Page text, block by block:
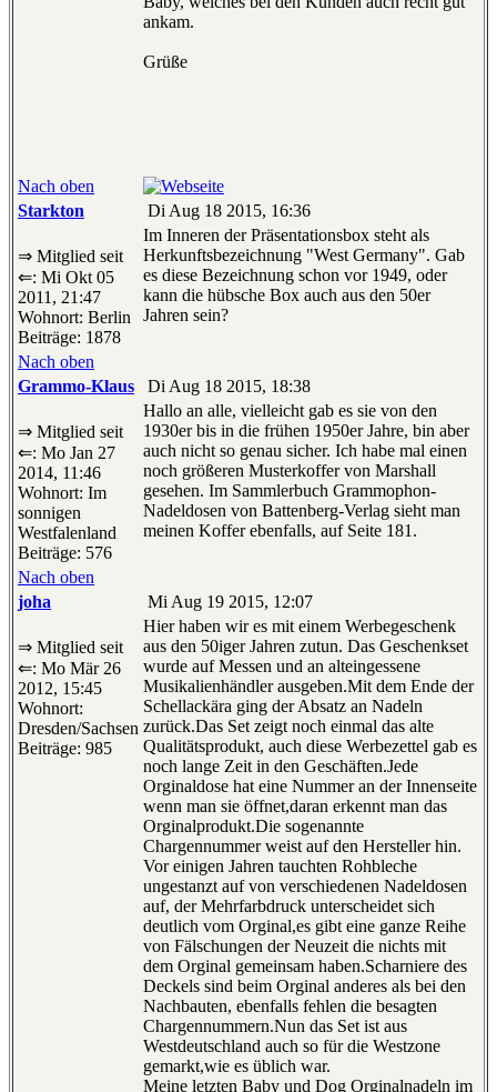
ankam.
Grüße
Nach oben
Starkton
Di Aug 18 2015, 16:36
⇒ Mitglied seit
⇐: Mi Okt 05
2011, 21:47
Wohnort: Berlin
Beiträge: 1878
Im Inneren der Präsentationsbox steht als
Herkunftsbezeichnung "West Germany". Gab
es diese Bezeichnung schon vor 1949, oder
kann die hübsche Box auch aus den 50er
Jahren sein?
Nach oben
Grammo-Klaus
Di Aug 18 2015, 18:38
⇒ Mitglied seit
⇐: Mo Jan 27
2014, 11:46
Wohnort: Im
sonnigen
Westfalenland
Beiträge: 576
Hallo an alle, vielleicht gab es sie von den
1930er bis in die frühen 1950er Jahre, bin aber
auch nicht so genau sicher. Ich habe mal einen
noch größeren Musterkoffer von Marshall
gesehen. Im Sammlerbuch Grammophon-
Nadeldosen von Battenberg-Verlag sieht man
meinen Koffer ebenfalls, auf Seite 181.
Nach oben
joha
Mi Aug 19 2015, 12:07
⇒ Mitglied seit
⇐: Mo Mär 26
2012, 15:45
Wohnort:
Dresden/Sachsen
Beiträge: 985
Hier haben wir es mit einem Werbegeschenk
aus den 50iger Jahren zutun. Das Geschenkset
wurde auf Messen und an alteingessene
Musikalienhändler ausgeben.Mit dem Ende der
Schellackära ging der Absatz an Nadeln
zurück.Das Set zeigt noch einmal das alte
Qualitätsprodukt, auch diese Werbezettel gab es
noch lange Zeit in den Geschäften.Jede
Orginaldose hat eine Nummer an der Innenseite
wenn man sie öffnet,daran erkennt man das
Orginalprodukt.Die sogenannte
Chargennummer weist auf den Hersteller hin.
Vor einigen Jahren tauchten Rohbleche
ungestanzt auf von verschiedenen Nadeldosen
auf, der Mehrfarbdruck unterscheidet sich
deutlich vom Orginal,es gibt eine ganze Reihe
von Fälschungen der Neuzeit die nichts mit
dem Orginal gemeinsam haben.Scharniere des
Deckels sind beim Orginal anderes als bei den
Nachbauten, ebenfalls fehlen die besagten
Chargennummern.Nun das Set ist aus
Westdeutschland auch so für die Westzone
gemarkt,wie es üblich war.
Meine letzten Baby und Dog Orginalnadeln im